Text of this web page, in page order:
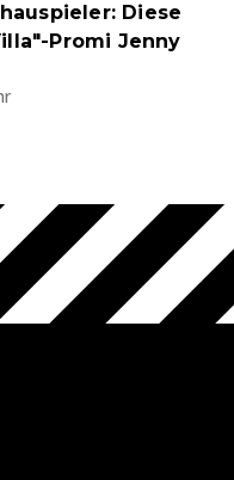
Diese
Promi Jenny